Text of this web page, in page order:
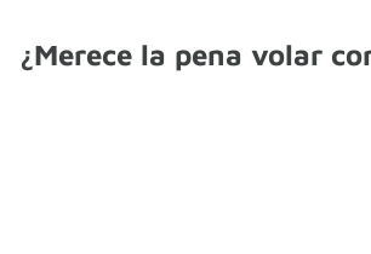
¿Merece la pena volar